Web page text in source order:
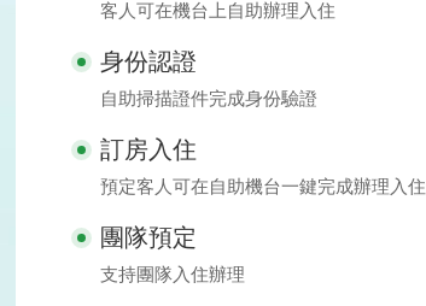
客人可在機台上自助辦理入住
身份認證
自助掃描證件完成身份驗證
訂房入住
預定客人可在自助機台一鍵完成辦理入住
團隊預定
支持團隊入住辦理